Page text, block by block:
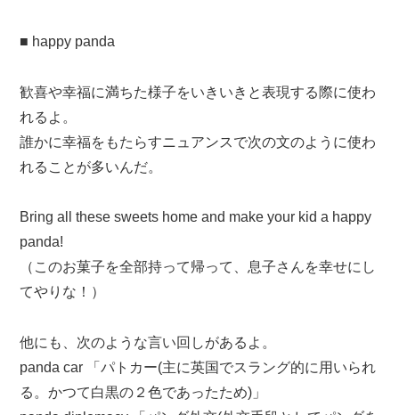
■ happy panda
歓喜や幸福に満ちた様子をいきいきと表現する際に使わ
れるよ。
誰かに幸福をもたらすニュアンスで次の文のように使わ
れることが多いんだ。
Bring all these sweets home and make your kid a happy
panda!
（このお菓子を全部持って帰って、息子さんを幸せにし
てやりな！）
他にも、次のような言い回しがあるよ。
panda car 「パトカー(主に英国でスラング的に用いられ
る。かつて白黒の２色であったため)」